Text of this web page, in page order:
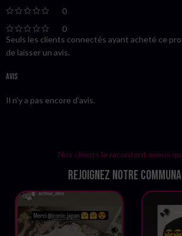
0
0
Avis
Il n’y a pas encore d’avis.
Seuls les clients connectés ayant acheté ce
de laisser un avis.
Nos clients le racontent mieux
Rejoignez notre